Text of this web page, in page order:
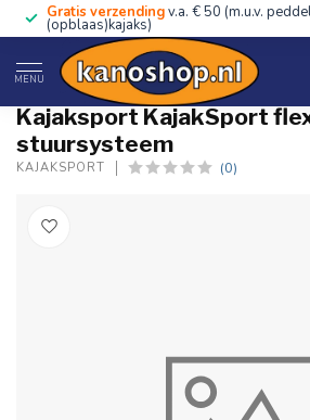
Gratis verzendingv.a. € 50 (m.u.v.
(opblaas)kajaks)
MENU
Home / KajakSport flexjoint stuursysteem
Kajaksport KajakSport
stuursysteem
KAJAKSPORT (0)